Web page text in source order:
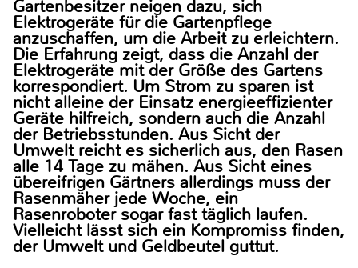
Gartenbesitzer neigen dazu, sich
Elektrogeräte für die Gartenpflege
anzuschaffen, um die Arbeit zu erleichtern.
Die Erfahrung zeigt, dass die Anzahl der
Elektrogeräte mit der Größe des Gartens
korrespondiert. Um Strom zu sparen ist
nicht alleine der Einsatz energieeffizienter
Geräte hilfreich, sondern auch die Anzahl
der Betriebsstunden. Aus Sicht der
Umwelt reicht es sicherlich aus, den Rasen
alle 14 Tage zu mähen. Aus Sicht eines
übereifrigen Gärtners allerdings muss der
Rasenmäher jede Woche, ein
Rasenroboter sogar fast täglich laufen.
Vielleicht lässt sich ein Kompromiss finden,
der Umwelt und Geldbeutel guttut.